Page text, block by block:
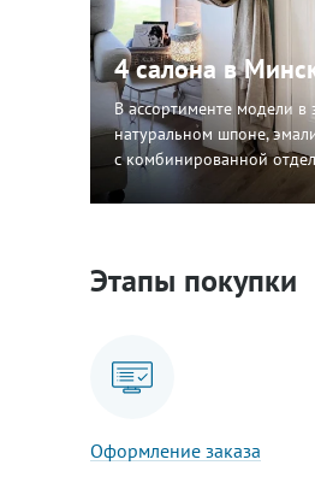
4 салона в
В ассортименте модели в
натуральном шпоне,
с комбинированной
Этапы покупки
Оформление заказа